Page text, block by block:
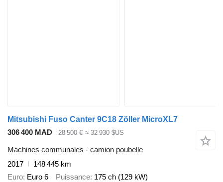
Mitsubishi Fuso Canter 9C18 Zöller MicroXL7
306 400 MAD
28 500 € ≈ 32 930 $US
Machines communales - camion poubelle
2017
148 445 km
Euro Euro 6 Puissance 175 ch (129 kW)